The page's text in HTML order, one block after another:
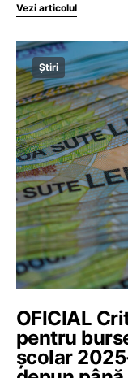
Vezi articolul
Știri
OFICIAL
pentru
școlar